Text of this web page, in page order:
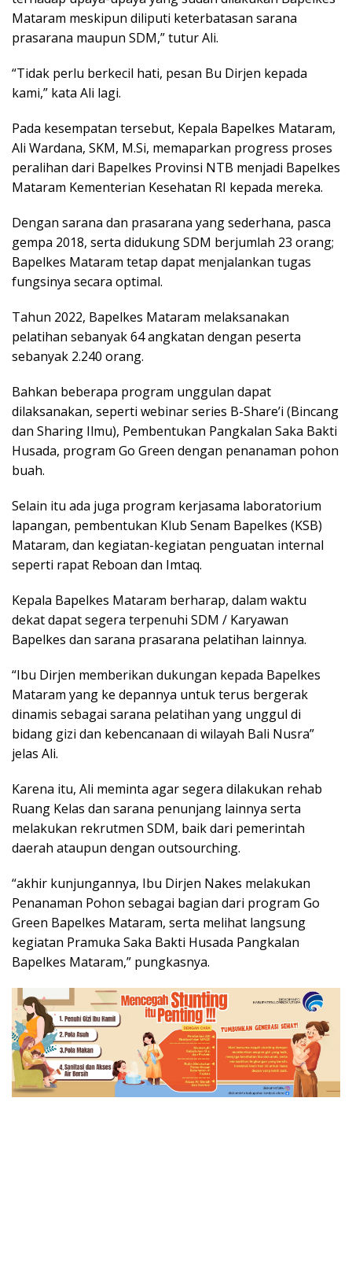
Mataram meskipun diliputi keterbatasan sarana
prasarana maupun SDM,” tutur Ali.
“Tidak perlu berkecil hati, pesan Bu Dirjen kepada
kami,” kata Ali lagi.
Pada kesempatan tersebut, Kepala Bapelkes Mataram,
Ali Wardana, SKM, M.Si, memaparkan progress proses
peralihan dari Bapelkes Provinsi NTB menjadi Bapelkes
Mataram Kementerian Kesehatan RI kepada mereka.
Dengan sarana dan prasarana yang sederhana, pasca
gempa 2018, serta didukung SDM berjumlah 23 orang;
Bapelkes Mataram tetap dapat menjalankan tugas
fungsinya secara optimal.
Tahun 2022, Bapelkes Mataram melaksanakan
pelatihan sebanyak 64 angkatan dengan peserta
sebanyak 2.240 orang.
Bahkan beberapa program unggulan dapat
dilaksanakan, seperti webinar series B-Share’i (Bincang
dan Sharing Ilmu), Pembentukan Pangkalan Saka Bakti
Husada, program Go Green dengan penanaman pohon
buah.
Selain itu ada juga program kerjasama laboratorium
lapangan, pembentukan Klub Senam Bapelkes (KSB)
Mataram, dan kegiatan-kegiatan penguatan internal
seperti rapat Reboan dan Imtaq.
Kepala Bapelkes Mataram berharap, dalam waktu
dekat dapat segera terpenuhi SDM / Karyawan
Bapelkes dan sarana prasarana pelatihan lainnya.
“Ibu Dirjen memberikan dukungan kepada Bapelkes
Mataram yang ke depannya untuk terus bergerak
dinamis sebagai sarana pelatihan yang unggul di
bidang gizi dan kebencanaan di wilayah Bali Nusra”
jelas Ali.
Karena itu, Ali meminta agar segera dilakukan rehab
Ruang Kelas dan sarana penunjang lainnya serta
melakukan rekrutmen SDM, baik dari pemerintah
daerah ataupun dengan outsourching.
“akhir kunjungannya, Ibu Dirjen Nakes melakukan
Penanaman Pohon sebagai bagian dari program Go
Green Bapelkes Mataram, serta melihat langsung
kegiatan Pramuka Saka Bakti Husada Pangkalan
Bapelkes Mataram,” pungkasnya.